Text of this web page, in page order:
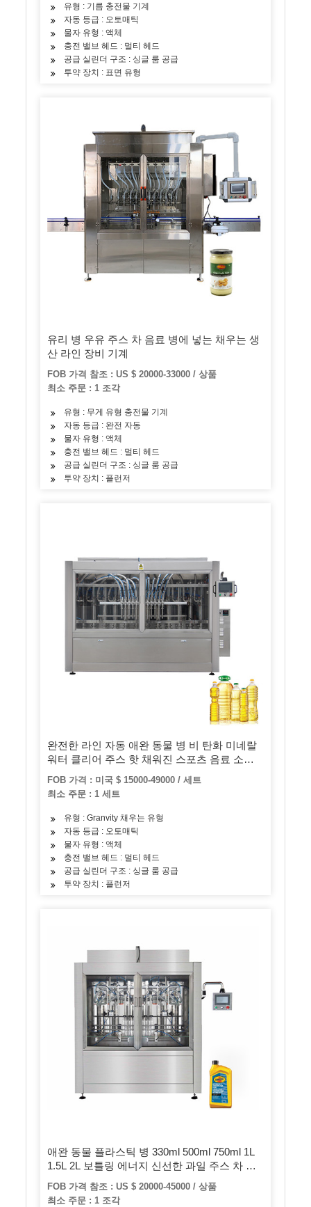
유형 : 기름 충전물 기계
자동 등급 : 오토매틱
물자 유형 : 액체
충전 밸브 헤드 : 멀티 헤드
공급 실린더 구조 : 싱글 룸 공급
투약 장치 : 표면 유형
유리 병 우유 주스 차 음료 병에 넣는 채우는 생
산 라인 장비 기계
FOB 가격 참조 : US $ 20000-33000 / 상품
최소 주문 : 1 조각
유형 : 무게 유형 충전물 기계
자동 등급 : 완전 자동
물자 유형 : 액체
충전 밸브 헤드 : 멀티 헤드
공급 실린더 구조 : 싱글 룸 공급
투약 장치 : 플런저
완전한 라인 자동 애완 동물 병 비 탄화 미네랄
워터 클리어 주스 핫 채워진 스포츠 음료 소스
맥주 만들기 필링 보틀링 캡핑 포장기
FOB 가격 : 미국 $ 15000-49000 / 세트
최소 주문 : 1 세트
유형 : Granvity 채우는 유형
자동 등급 : 오토매틱
물자 유형 : 액체
충전 밸브 헤드 : 멀티 헤드
공급 실린더 구조 : 싱글 룸 공급
투약 장치 : 플런저
애완 동물 플라스틱 병 330ml 500ml 750ml 1L
1.5L 2L 보틀링 에너지 신선한 과일 주스 차 우
유 요구르트 음료 음료수 세척 핫 필링 캡핑 3 in
1 기계
FOB 가격 참조 : US $ 20000-45000 / 상품
최소 주문 : 1 조각